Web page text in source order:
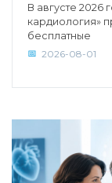
В августе 2026
кардиология»
бесплатные
2026-08-01